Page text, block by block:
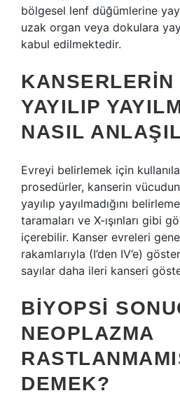
bölgesel lenf düğümlerine
uzak organ veya dokulara
kabul edilmektedir.
KANSERLERIN
YAYILIP
NASIL
Evreyi belirlemek için
prosedürler, kanserin
yayılıp yayılmadığını
taramaları ve X-ışınları gibi
içerebilir. Kanser evreleri
rakamlarıyla (I’den IV’e)
sayılar daha ileri kanseri
BIYOPSI
NEOPLAZMA
DEMEK?